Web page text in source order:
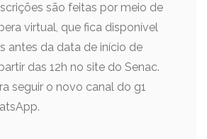
são feitas por meio de
virtual, que fica disponível
antes da data de início de
das 12h no site do Senac.
seguir o novo canal do g1